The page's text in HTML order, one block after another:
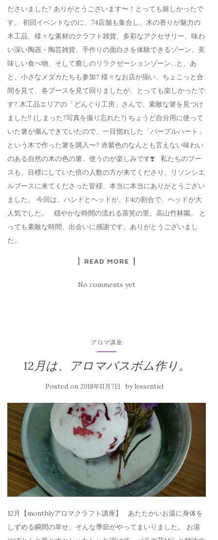
ださいました? ありがとうございます〜！とっても嬉しかったで
す。 初回イベントなのに、74店舗も集合し、木の香りが魅力の
木工品、様々な素材のクラフト雑貨、多彩なアクセサリー、味わ
い深い陶器・陶芸雑貨、手作りの面白さを体験できるゾーン、美
味しい食べ物、そして癒しのリラクゼーションゾーン…と、あ
と、小さなメダカたちも参加? 様々なお店が揃い、ちょこっと合
間を見て、各ブースを見て回りましたが、とっても楽しかったで
す? 木工品エリアの「どんぐり工房」さんで、素敵な箸を見つけ
ました‼️ (しまった?写真を撮り忘れた?) ちょうど自分用に使って
いた箸が傷んできていたので、一目惚れした「パープルハート」
という木で作った箸を購入〜? 赤紫色のなんとも言えない味わい
のある自然の木の色の箸。使うのが楽しみです❣️ 私たちのブー
スも、目標にしていた倍の人数の方が来てくださり、リソンシエ
ルブースに来てくださった皆様、本当に本当にありがとうござい
ました。 今回は、ハンドとヘッドが、1:4の割合で、ヘッドが大
人気でした。 穏やかな時間の流れる茶筅の里、高山竹林園。 と
っても素敵な時間、出会いに感謝です。ありがとうございまし
た。
READ MORE
No comments yet
アロマ講座
12月は、アロマバスボム作り。
Posted on 2018年11月7日 bylessentiel
12月【monthlyアロマクラフト講座】 あたたかいお湯に身体を
しずめる瞬間の幸せ、そんな季節がやってまいりました。 お湯